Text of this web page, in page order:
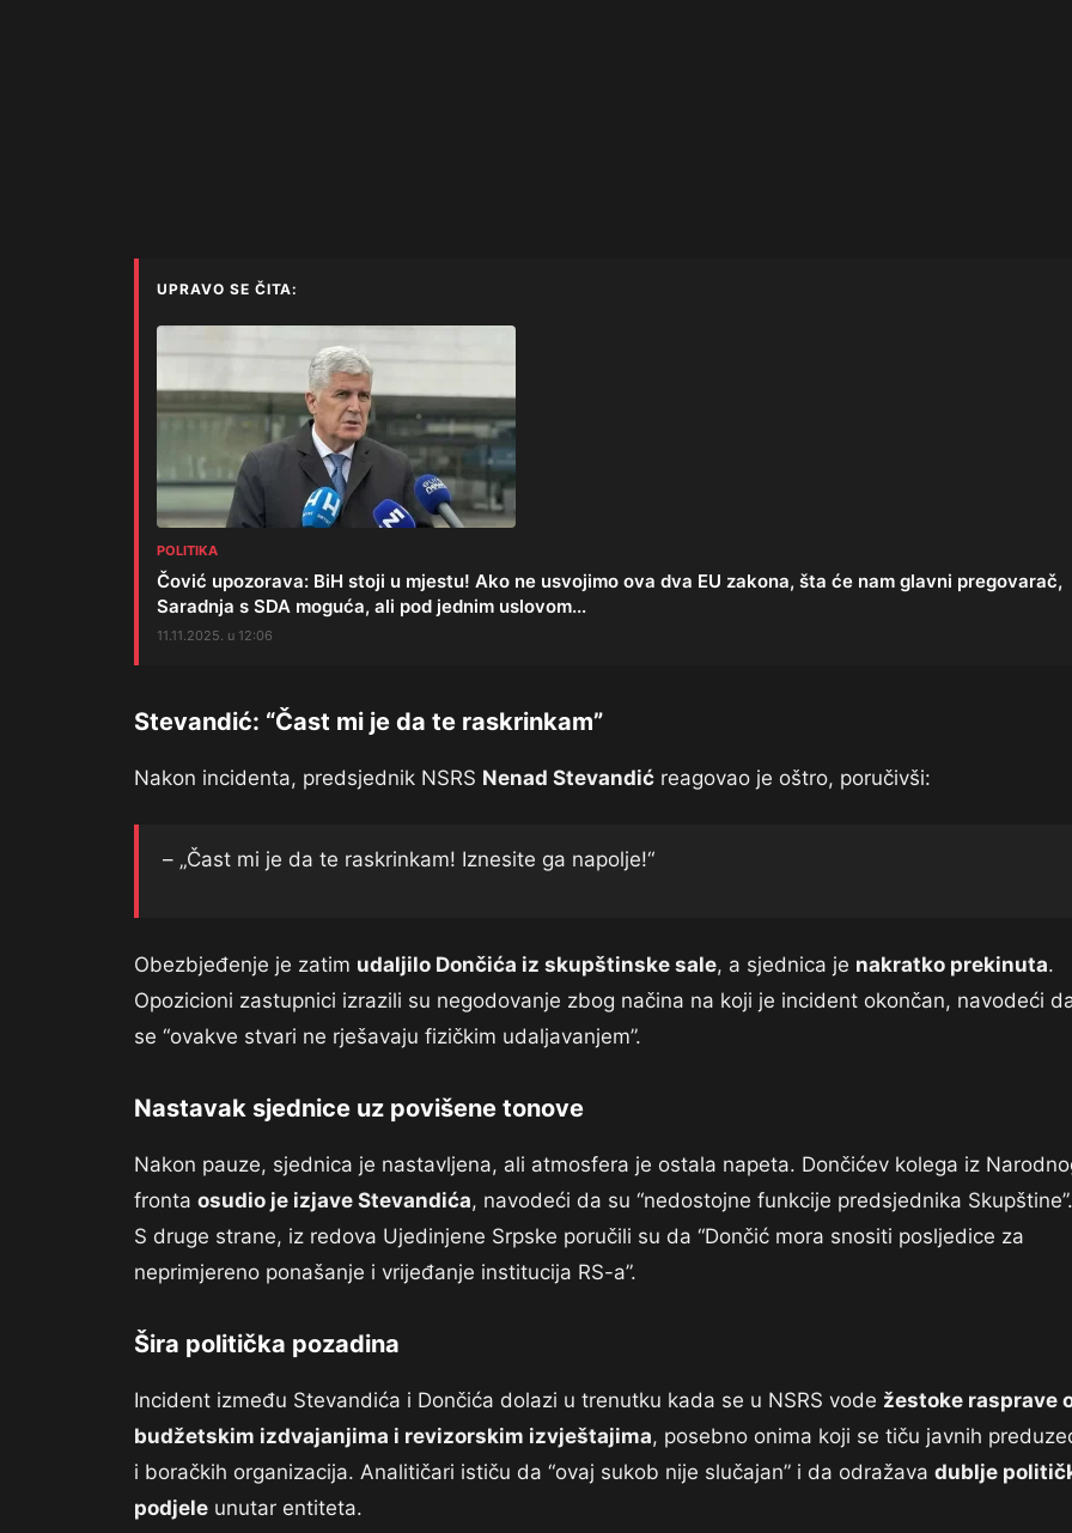
UPRAVO SE ČITA:
POLITIKA
Čović upozorava: BiH stoji u mjestu! Ako ne usvojimo ova dva EU zakona, šta će nam glavni pregovarač,
Saradnja s SDA moguća, ali pod jednim uslovom...
11.11.2025. u 12:06
Stevandić: “Čast mi je da te raskrinkam”
Nakon incidenta, predsjednik NSRS Nenad Stevandić reagovao je oštro, poručivši:
– „Čast mi je da te raskrinkam! Iznesite ga napolje!“
Obezbjeđenje je zatim udaljilo Dončića iz skupštinske sale, a sjednica je nakratko prekinuta.
Opozicioni zastupnici izrazili su negodovanje zbog načina na koji je incident okončan, navodeći
se “ovakve stvari ne rješavaju fizičkim udaljavanjem”.
Nastavak sjednice uz povišene tonove
Nakon pauze, sjednica je nastavljena, ali atmosfera je ostala napeta. Dončićev kolega iz
fronta osudio je izjave Stevandića, navodeći da su “nedostojne funkcije predsjednika Skupštine”.
S druge strane, iz redova Ujedinjene Srpske poručili su da “Dončić mora snositi posljedice za
neprimjereno ponašanje i vrijeđanje institucija RS-a”.
Šira politička pozadina
Incident između Stevandića i Dončića dolazi u trenutku kada se u NSRS vode žestoke rasprave
budžetskim izdvajanjima i revizorskim izvještajima, posebno onima koji se tiču javnih
i boračkih organizacija. Analitičari ističu da “ovaj sukob nije slučajan” i da odražava dublje
podjele unutar entiteta.